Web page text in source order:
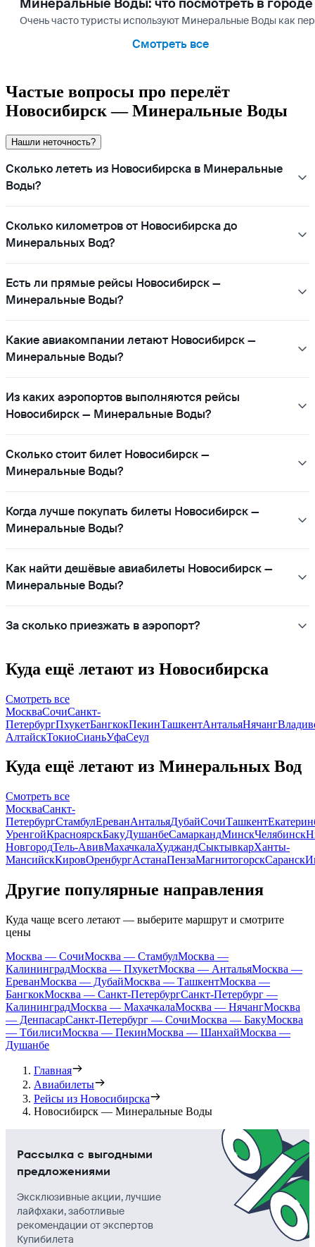
Минеральные Воды: что посмотреть в городе
Очень часто туристы используют Минеральные Воды как
Смотреть все
Частые вопросы про перелёт
Новосибирск — Минеральные Воды
Нашли неточность?
Сколько лететь из Новосибирска в Минеральные
Воды?
Сколько километров от Новосибирска до
Минеральных Вод?
Есть ли прямые рейсы Новосибирск —
Минеральные Воды?
Какие авиакомпании летают Новосибирск —
Минеральные Воды?
Из каких аэропортов выполняются рейсы
Новосибирск — Минеральные Воды?
Сколько стоит билет Новосибирск —
Минеральные Воды?
Когда лучше покупать билеты Новосибирск —
Минеральные Воды?
Как найти дешёвые авиабилеты Новосибирск —
Минеральные Воды?
За сколько приезжать в аэропорт?
Куда ещё летают из Новосибирска
Смотреть все
МоскваСочиСанкт-
ПетербургПхукетБангкокПекинТашкентАнтальяНячанг
АлтайскТокиоСианьУфаСеул
Куда ещё летают из Минеральных Вод
Смотреть все
МоскваСанкт-
ПетербургСтамбулЕреванАнтальяДубайСочиТашкент
УренгойКрасноярскБакуДушанбеСамаркандМинскЧелябинск
НовгородТель-АвивМахачкалаХуджандСыктывкарХанты-
МансийскКировОренбургАстанаПензаМагнитогорскСаранск
Другие популярные направления
Куда чаще всего летают — выберите маршрут и смотрите
цены
Москва — СочиМосква — СтамбулМосква —
КалининградМосква — ПхукетМосква — АнтальяМосква —
ЕреванМосква — ДубайМосква — ТашкентМосква —
БангкокМосква — Санкт-ПетербургСанкт-Петербург —
КалининградМосква — МахачкалаМосква — НячангМосква
— ДенпасарСанкт-Петербург — СочиМосква — БакуМосква
— ТбилисиМосква — ПекинМосква — ШанхайМосква —
Душанбе
Главная
Авиабилеты
Рейсы из Новосибирска
Новосибирск — Минеральные Воды
Рассылка с выгодными
предложениями
Эксклюзивные акции, лучшие
лайфхаки, заботливые
рекомендации от экспертов
Купибилета